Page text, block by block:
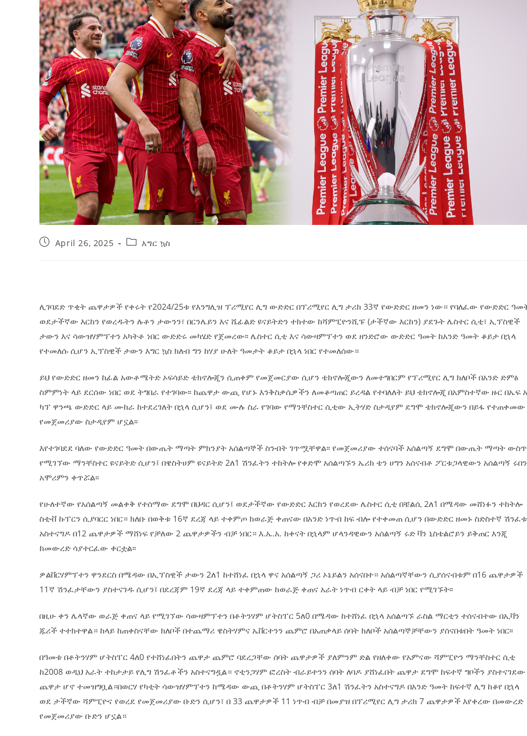
የኢትዮጵያ ኢኮኖሚ ከቡና ባሻገር
August 5, 2026
የቤኒን የዲጂታል ትራንስፎርሜሽን እና ኢኖቬሽን
ሚኒስትር ማሁና አክፕሎጋን የኢፌዴሪ መሶብ
አገልግሎትን ጎበኙ
August 5, 2026
2ኛው የአዲስ ሚዲያ ኔትዎርክ አመራሮች እና
ሠራተኞች ስፖርት ፌስቲቫል በቴሌቪዥን ዘርፍ
አሸናፊነት ተጠናቀቀ
August 1, 2026
ተቃውሞ የበዛበት የፊፋ አዲሱ እቅድ
July 30, 2026
አዲስ ሚዲያ ኔትዎርክ በይዘት ስራዎቹ
ትርክትን በማረም እና የወል ትርክትን
ሃላፊነቱን እየተወጣ ይገኛል
AmnAdmin October 17, 2025
April 26, 2025 እግር ኳስ
ሊገባደድ ጥቂት ጨዋታዎች የቀሩት የ2024/25ቱ የእንግሊዝ ፕሪሚየር ሊግ ውድድር በፕሪሚየር ሊግ ታሪክ 33ኛ የውድድር ዘመን ነው። የባለፈው የውድድር
ወደታችኛው እርከን የወረዱትን ሉቶን ታውንን፣ በርንሌይን እና ሼፊልድ ዩናይትድን ተክተው ከሻምፒዮንሺፑ (ታችኛው እርከን) ያደጉት ሌስተር ሲቲ፣ ኢፕስዊች
ታውን እና ሳውዝሃምፕተን አካትቶ ነበር ውድድሩ መካሄድ የጀመረው፡፡ ሌስተር ሲቲ እና ሳውዛምፕተን ወደ ዘንድሮው ውድድር ዓመት ከአንድ ዓመት ቆይታ በኋላ
የተመለሱ ሲሆን ኢፕስዊች ታውን እግር ኳስ ክለብ ግን ከሃያ ሁለት ዓመታት ቆይታ በኋላ ነበር የተመለሰው።
ይህ የውድድር ዘመን ከፊል አውቶሜትድ ኦፍሳይድ ቴክኖሎጂን ሲጠቀም የመጀመርያው ሲሆን ቴክኖሎጂውን ለመተግበርም የፕሪሚየር ሊግ ክለቦች በአንድ ድምፅ
ስምምነት ላይ ደርሰው ነበር ወደ ትግበራ የተገባው፡፡ ከጨዋታ ውጪ የሆኑ እንቅስቃሴዎችን ለመቆጣጠር ይረዳል የተባለለት ይህ ቴክኖሎጂ በአምስተኛው ዙር በኤፍ
ካፕ ዋንጫ ውድድር ላይ ሙከራ ከተደረገለት በኋላ ሲሆን፤ ወደ ሙሉ ስራ የገባው የማንቸስተር ሲቲው ኢትሃድ ስታዲየም ደግሞ ቴክኖሎጂውን በይፋ የተጠቀመው
የመጀመሪያው ስታዲየም ሆኗል፡፡
እየተገባደደ ባለው የውድድር ዓመት በውጤት ማጣት ምክንያት አሰልጣኞች ስንብት ገጥሟቸዋል፡፡ የመጀመሪያው ተሰናባች አሰልጣኝ ደግሞ በውጤት ማጣት ውስጥ
የሚገኘው ማንቸስተር ዩናይትድ ሲሆን፤ በዌስትሀም ዩናይትድ 2ለ1 ሽንፈትን ተከትሎ የቀድሞ አሰልጣኙን ኤሪክ ቴን ሀግን አሰናብቶ ፖርቱጋላዊውን አሰልጣኝ ሩበን
አሞሪምን ቀጥሯል፡፡
የሁለተኛው የአሰልጣኝ መልቀቅ የተሰማው ደግሞ በህዳር ሲሆን፤ ወደታችኛው የውድድር እርከን የወረደው ሌስተር ሲቲ በቼልሲ 2ለ1 በሜዳው መሸነፉን ተከትሎ
ስቲቭ ኩፐርን ሲያባርር ነበር። ክለቡ በወቅቱ 16ኛ ደረጃ ላይ ተቀምጦ ከወራጅ ቀጠናው በአንድ ነጥብ ከፍ ብሎ የተቀመጠ ሲሆን በውድድር ዘመኑ ስድስተኛ
አስተናግዶ በ12 ጨዋታዎች ማሸነፍ የቻለው 2 ጨዋታዎችን ብቻ ነበር። እ.ኤ.አ. ከቀናት በኋላም ሆላንዳዊውን አሰልጣኝ ሩድ ቫን ኒስቴልሮይን ይቅጠር እንጂ
ከመውረድ ሳያተርፈው ቀርቷል፡፡
ዎልቨርሃምፕተን ዋንደርስ በሜዳው በኢፕስዊች ታውን 2ለ1 ከተሸነፈ በኋላ ዋና አሰልጣኝ ጋሪ ኦኔይልን አሰናበተ። አሰልጣኛቸውን ሲያሰናብቱም በ16 ጨዋታዎች
11ኛ ሽንፈታቸውን ያስተናገዱ ሲሆን፤ በደረጃም 19ኛ ደረጃ ላይ ተቀምጠው ከወራጅ ቀጠና አራት ነጥብ ርቀት ላይ ብቻ ነበር የሚገኙት፡፡
በዚሁ ቀን ሌላኛው ወራጅ ቀጠና ላይ የሚገኘው ሳውዛምፕተን በቶትንሃም ሆትስፐር 5ለ0 በሜዳው ከተሸነፈ በኋላ አሰልጣኙ ራስል ማርቲን ተሰናብተው በኢቫን
ጁሪች ተተክተዋል። ከላይ ከጠቀስናቸው ክለቦች በተጨማሪ ዌስትሃምና ኤቨርተንን ጨምሮ በአጠቃላይ ሰባት ክለቦች አሰልጣኞቻቸውን ያሰናበቱበት ዓመት ነበር፡፡
በዓመቱ በቶትንሃም ሆትስፐር 4ለ0 የተሸነፈበትን ጨዋታ ጨምሮ ባደረጋቸው ሰባት ጨዋታዎች ያለምንም ድል የዘለቀው የአምናው ሻምፒዮን ማንቸስተር ሲቲ
ከ2008 ወዲህ አራት ተከታታይ የሊግ ሽንፈቶችን አስተናግዷል። ኖቲንጋሃም ፎረስት ብራይተንን ሰባት ለባዶ ያሸነፈበት ጨዋታ ደግሞ ከፍተኛ ግቦችን ያስተናገደው
ጨዋታ ሆኖ ተመዝግቧል።በወርሃ የካቲት ሳውዝሃምፕተን ከሜዳው ውጪ በቶትንሃም ሆትስፐር 3ለ1 ሽንፈትን አስተናግዶ በአንድ ዓመት ከፍተኛ ሊግ ከቆየ በኋላ
ወደ ታችኛው ሻምፒዮና የወረደ የመጀመሪያው ቡድን ሲሆን፣ በ 33 ጨዋታዎች 11 ነጥብ ብቻ በመያዝ በፕሪሚየር ሊግ ታሪክ 7 ጨዋታዎች እየቀረው በመውረድ
የመጀመሪያው ቡድን ሆኗል።